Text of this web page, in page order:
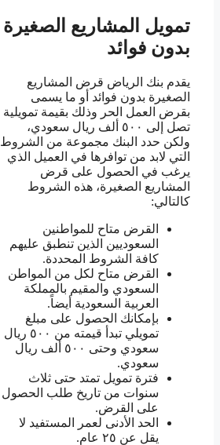
تمويل المشاريع الصغيرة
بدون فوائد
يقدم بنك الرياض قرض المشاريع
الصغيرة بدون فوائد أو ما يسمى
بقرض العمل الحر وذلك بقيمة تمويلية
تصل إلى ٥٠٠ ألف ريال سعودي،
ولكن حدد البنك مجموعة من الشروط
التي لابد من توافرها في العميل الذي
يرغب في الحصول على قرض
المشاريع الصغيرة، هذه الشروط
كالتالي:
القرض متاح للمواطنين
السعوديين الذين تنطبق عليهم
كافة الشروط المحددة.
القرض متاح لكل من المواطن
السعودي والمقيم بالمملكة
العربية السعودية أيضاً.
بإمكانك الحصول على مبلغ
تمويلي تبدأ قيمته من ٥٠٠ ريال
سعودي وحتى ٥٠٠ ألف ريال
سعودي.
فترة تمويل تمتد حتى ثلاث
سنوات من تاريخ طلب الحصول
على القرض.
الحد الأدنى لعمر المستفيد لا
يقل عن ٢٥ عام.